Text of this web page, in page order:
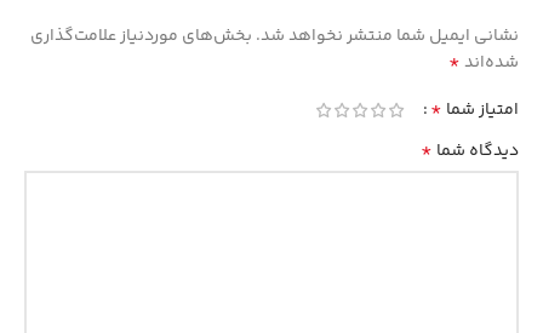
نشانی ایمیل شما منتشر نخواهد شد. بخش‌های موردنیاز علامت‌گذاری
شده‌اند*
امتیاز شما *
دیدگاه شما *